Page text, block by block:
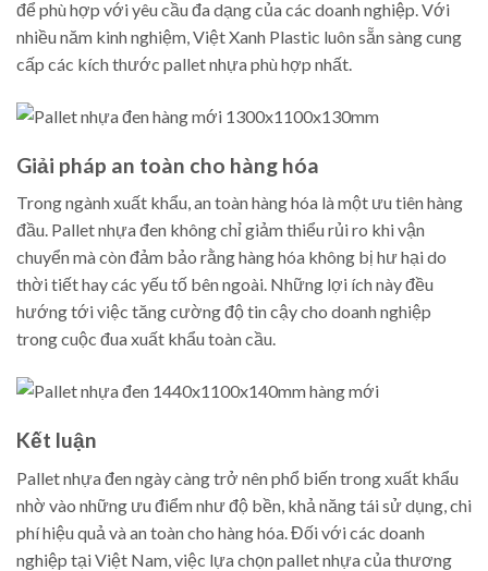
để phù hợp với yêu cầu đa dạng của các doanh nghiệp. Với
nhiều năm kinh nghiệm, Việt Xanh Plastic luôn sẵn sàng cung
cấp các kích thước pallet nhựa phù hợp nhất.
Giải pháp an toàn cho hàng hóa
Trong ngành xuất khẩu, an toàn hàng hóa là một ưu tiên hàng
đầu. Pallet nhựa đen không chỉ giảm thiểu rủi ro khi vận
chuyển mà còn đảm bảo rằng hàng hóa không bị hư hại do
thời tiết hay các yếu tố bên ngoài. Những lợi ích này đều
hướng tới việc tăng cường độ tin cậy cho doanh nghiệp
trong cuộc đua xuất khẩu toàn cầu.
Kết luận
Pallet nhựa đen ngày càng trở nên phổ biến trong xuất khẩu
nhờ vào những ưu điểm như độ bền, khả năng tái sử dụng, chi
phí hiệu quả và an toàn cho hàng hóa. Đối với các doanh
nghiệp tại Việt Nam, việc lựa chọn pallet nhựa của thương